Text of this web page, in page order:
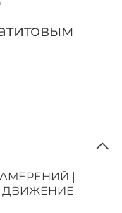
|
ДВИЖЕНИЕ